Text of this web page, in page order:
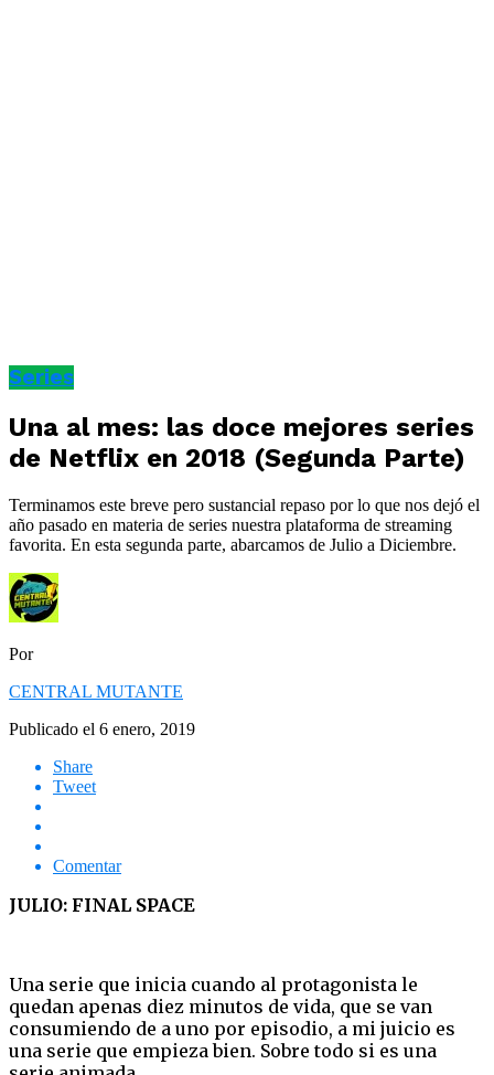
Series
Una al mes: las doce mejores series
de Netflix en 2018 (Segunda Parte)
Terminamos este breve pero sustancial repaso por lo que nos dejó el
año pasado en materia de series nuestra plataforma de streaming
favorita. En esta segunda parte, abarcamos de Julio a Diciembre.
Por
CENTRAL MUTANTE
Publicado el 6 enero, 2019
Share
Tweet
Comentar
JULIO: FINAL SPACE
Una serie que inicia cuando al protagonista le
quedan apenas diez minutos de vida, que se van
consumiendo de a uno por episodio, a mi juicio es
una serie que empieza bien. Sobre todo si es una